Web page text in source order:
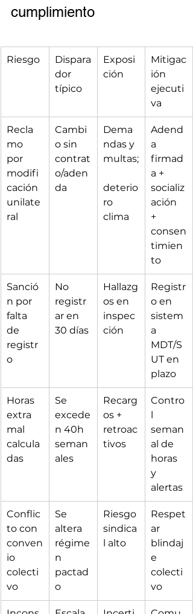
cumplimiento
Riesgo
Dispara
dor
típico
Exposi
ción
Mitigac
ión
ejecuti
va
Recla
mo
por
modifi
cación
unilate
ral
Cambi
o sin
contrat
o/aden
da
Dema
ndas y
multas;
deterio
ro
clima
Adend
a
firmad
a +
socializ
ación
+
consen
timien
to
Sanció
n por
falta
de
registr
o
No
registr
ar en
30 días
Hallazg
os en
inspec
ción
Registr
o en
sistem
a
MDT/S
UT en
plazo
Horas
extra
mal
calcula
das
Se
excede
n 40h
seman
ales
Recarg
os +
retroac
tivos
Contro
seman
al de
horas
y
alertas
Conflic
to con
conven
io
colecti
vo
Se
altera
régime
n
pactad
o
Riesgo
sindica
l alto
Respet
ar
blindaj
e
colecti
vo